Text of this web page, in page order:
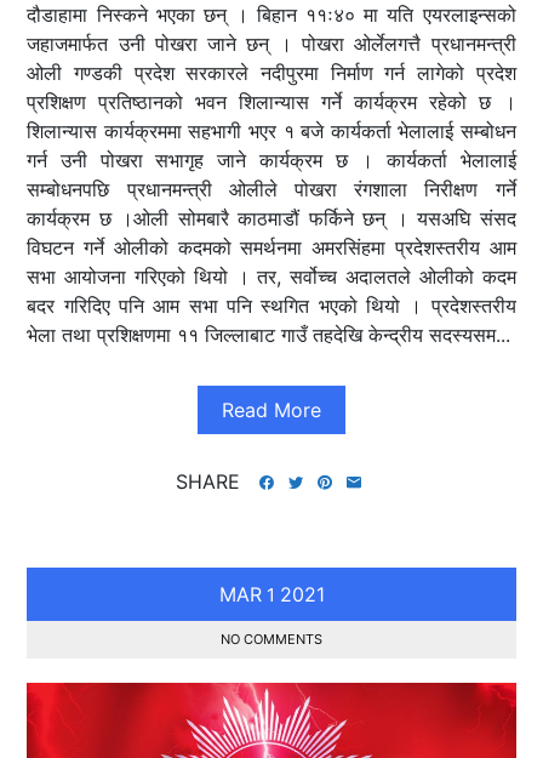
दौडाहामा निस्कने भएका छन् । बिहान ११ः४० मा यति एयरलाइन्सको
जहाजमार्फत उनी पोखरा जाने छन् । पोखरा ओर्लेलगत्तै प्रधानमन्त्री
ओली गण्डकी प्रदेश सरकारले नदीपुरमा निर्माण गर्न लागेको प्रदेश
प्रशिक्षण प्रतिष्ठानको भवन शिलान्यास गर्ने कार्यक्रम रहेको छ ।
शिलान्यास कार्यक्रममा सहभागी भएर १ बजे कार्यकर्ता भेलालाई सम्बोधन
गर्न उनी पोखरा सभागृह जाने कार्यक्रम छ । कार्यकर्ता भेलालाई
सम्बोधनपछि प्रधानमन्त्री ओलीले पोखरा रंगशाला निरीक्षण गर्ने
कार्यक्रम छ ।ओली सोमबारै काठमाडौं फर्किने छन् । यसअघि संसद
विघटन गर्ने ओलीको कदमको समर्थनमा अमरसिंहमा प्रदेशस्तरीय आम
सभा आयोजना गरिएको थियो । तर, सर्वोच्च अदालतले ओलीको कदम
बदर गरिदिए पनि आम सभा पनि स्थगित भएको थियो । प्रदेशस्तरीय
भेला तथा प्रशिक्षणमा ११ जिल्लाबाट गाउँ तहदेखि केन्द्रीय सदस्यसम...
Read More
SHARE
MAR 1 2021
NO COMMENTS